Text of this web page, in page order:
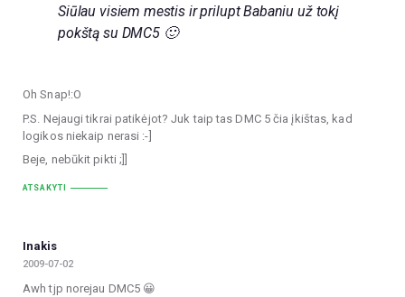
Siūlau visiem mestis ir prilupt Babaniu už tokį
pokštą su DMC5 🙂
Oh Snap!:O
P.S. Nejaugi tikrai patikėjot? Juk taip tas DMC 5 čia įkištas, kad
logikos niekaip nerasi :-]
Beje, nebūkit pikti ;]]
ATSAKYTI
Inakis
2009-07-02
Awh tjp norejau DMC5 😀